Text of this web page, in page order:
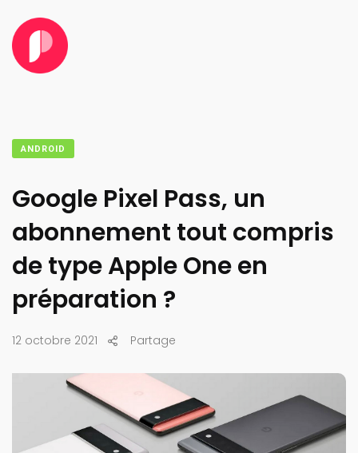
ANDROID
Google Pixel Pass, un
abonnement tout compris
de type Apple One en
préparation ?
12 octobre 2021 Partage